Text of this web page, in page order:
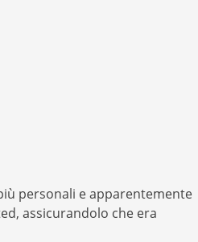
personali e apparentemente
assicurandolo che era